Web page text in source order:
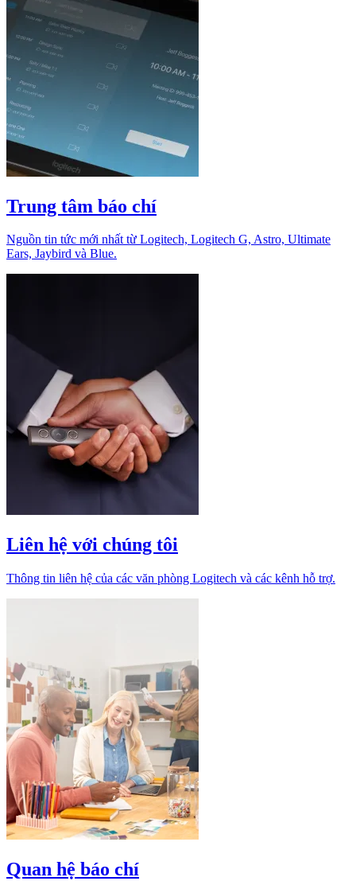
Trung tâm báo chí
Nguồn tin tức mới nhất từ Logitech, Logitech G, Astro, Ultimate
Ears, Jaybird và Blue.
Liên hệ với chúng tôi
Thông tin liên hệ của các văn phòng Logitech và các kênh hỗ trợ.
Quan hệ báo chí